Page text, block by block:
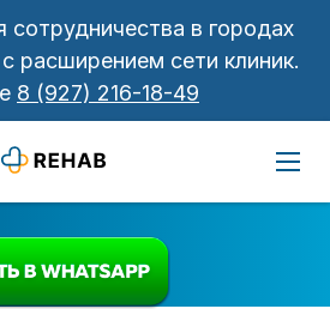
в городах
расширением сети клиник.
8 (927) 216-18-49